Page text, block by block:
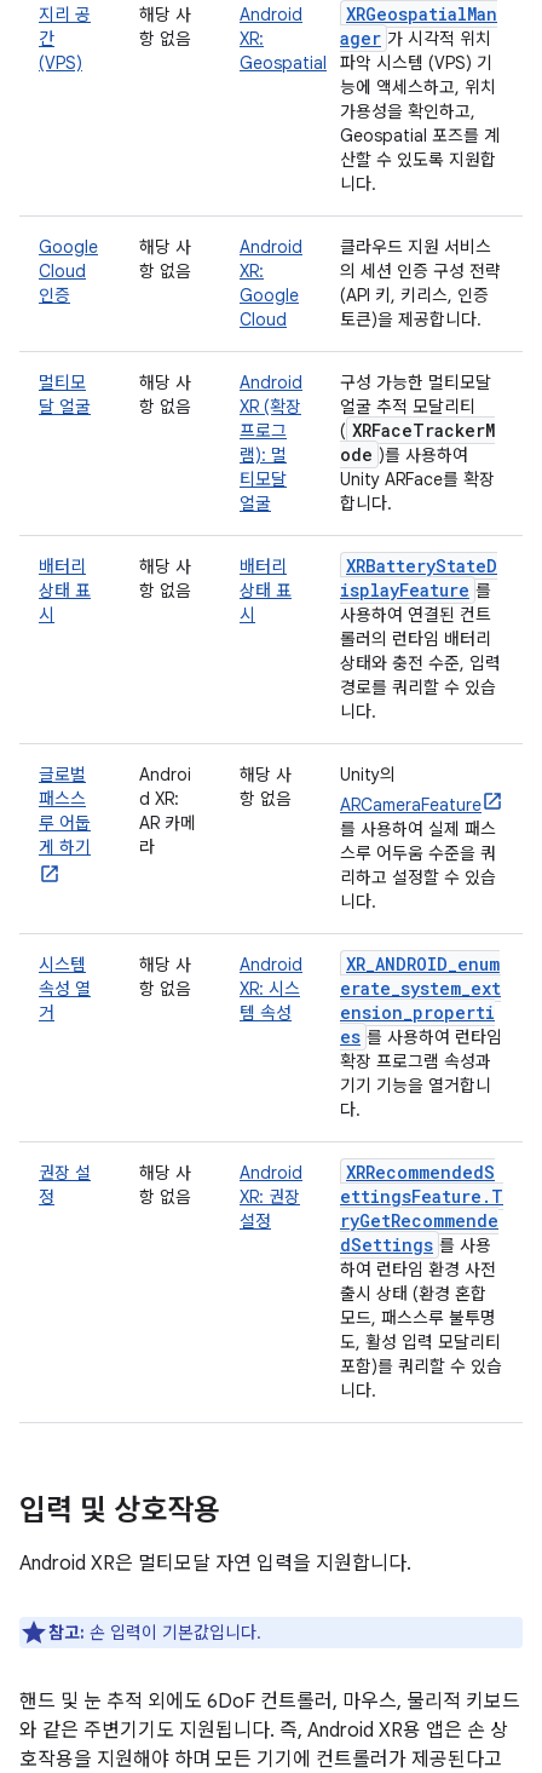
지리 공
간
(VPS)
해당 사
항 없음
Android
XR:
Geospatial
XRGeospatialMan
ager 가 시각적 위치
파악 시스템 (VPS) 기
능에 액세스하고, 위치
가용성을 확인하고,
Geospatial 포즈를 계
산할 수 있도록 지원합
니다.
Google
Cloud
인증
해당 사
항 없음
Android
XR:
Google
Cloud
클라우드 지원 서비스
의 세션 인증 구성 전략
(API 키, 키리스, 인증
토큰)을 제공합니다.
멀티모
달 얼굴
해당 사
항 없음
Android
XR (확장
프로그
램): 멀
티모달
얼굴
구성 가능한 멀티모달
얼굴 추적 모달리티
( XRFaceTrackerM
ode )를 사용하여
Unity ARFace를 확장
합니다.
배터리
상태 표
시
해당 사
항 없음
배터리
상태 표
시
XRBatteryStateD
isplayFeature 를
사용하여 연결된 컨트
롤러의 런타임 배터리
상태와 충전 수준, 입력
경로를 쿼리할 수 있습
니다.
글로벌
패스스
루 어둡
게 하기
Androi
d XR:
AR 카메
라
해당 사
항 없음
Unity의
ARCameraFeature
를 사용하여 실제 패스
스루 어두움 수준을 쿼
리하고 설정할 수 있습
니다.
시스템
속성 열
거
해당 사
항 없음
Android
XR: 시스
템 속성
XR_ANDROID_enum
erate_system_ext
ension_properti
es 를 사용하여 런타임
확장 프로그램 속성과
기기 기능을 열거합니
다.
권장 설
정
해당 사
항 없음
Android
XR: 권장
설정
XRRecommendedS
ettingsFeature.T
ryGetRecommende
dSettings 를 사용
하여 런타임 환경 사전
출시 상태 (환경 혼합
모드, 패스스루 불투명
도, 활성 입력 모달리티
포함)를 쿼리할 수 있습
니다.
입력 및 상호작용
Android XR은 멀티모달 자연 입력을 지원합니다.
참고: 손 입력이 기본값입니다.
핸드 및 눈 추적 외에도 6DoF 컨트롤러, 마우스, 물리적 키보드
와 같은 주변기기도 지원됩니다. 즉, Android XR용 앱은 손 상
호작용을 지원해야 하며 모든 기기에 컨트롤러가 제공된다고